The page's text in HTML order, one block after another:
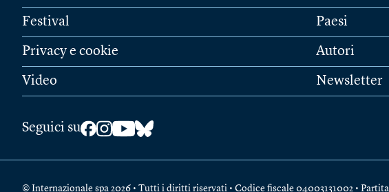
Festival
Privacy e cookie
Video
Paesi
Autori
Newsletter
Seguici su
© Internazionale spa 2026 • Tutti i diritti riservati • Codice fiscale 04003131002 •